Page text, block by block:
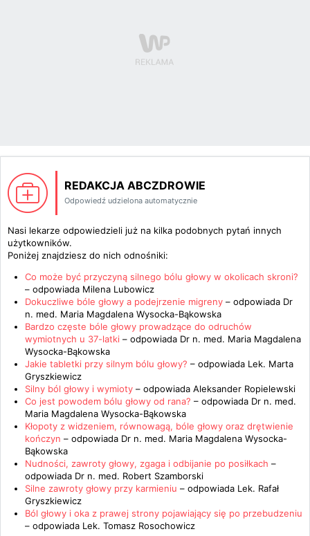
REDAKCJA ABCZDROWIE
Odpowiedź udzielona automatycznie
Nasi lekarze odpowiedzieli już na kilka podobnych pytań innych
użytkowników.
Poniżej znajdziesz do nich odnośniki:
Co może być przyczyną silnego bólu głowy w okolicach skroni?
– odpowiada Milena Lubowicz
Dokuczliwe bóle głowy a podejrzenie migreny – odpowiada Dr
n. med. Maria Magdalena Wysocka-Bąkowska
Bardzo częste bóle głowy prowadzące do odruchów
wymiotnych u 37-latki – odpowiada Dr n. med. Maria Magdalena
Wysocka-Bąkowska
Jakie tabletki przy silnym bólu głowy? – odpowiada Lek. Marta
Gryszkiewicz
Silny ból głowy i wymioty – odpowiada Aleksander Ropielewski
Co jest powodem bólu głowy od rana? – odpowiada Dr n. med.
Maria Magdalena Wysocka-Bąkowska
Kłopoty z widzeniem, równowagą, bóle głowy oraz drętwienie
kończyn – odpowiada Dr n. med. Maria Magdalena Wysocka-
Bąkowska
Nudności, zawroty głowy, zgaga i odbijanie po posiłkach –
odpowiada Dr n. med. Robert Szamborski
Silne zawroty głowy przy karmieniu – odpowiada Lek. Rafał
Gryszkiewicz
Ból głowy i oka z prawej strony pojawiający się po przebudzeniu
– odpowiada Lek. Tomasz Rosochowicz